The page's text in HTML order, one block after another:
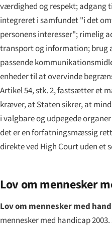
værdighed og respekt; adgang
integreret i samfundet "i det
personens interesser"; rimelig
transport og information; brug
passende
enheder til at overvinde
Artikel 54, stk. 2, fastsætter et
kræver, at Staten sikrer, at
i valgbare og udpegede
det er en forfatningsmæssig
direkte ved High Court uden
Lov om mennesker
Lov om mennesker med
mennesker med handicap